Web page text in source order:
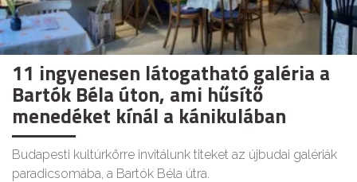
11 ingyenesen látogatható galéria a
Bartók Béla úton, ami hűsítő
menedéket kínál a kánikulában
Budapesti kultúrkörre invitálunk titeket az újbudai galériák
paradicsomába, a Bartók Béla útra.